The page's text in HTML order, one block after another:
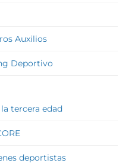
Auxilios
Deportivo
tercera edad
deportistas